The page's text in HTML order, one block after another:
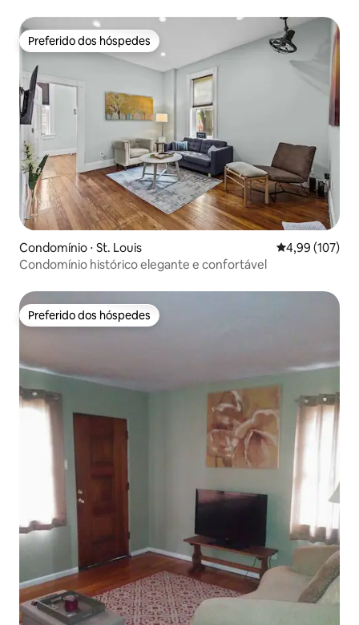
Preferido dos hóspedes
Preferido dos hóspedes
Condomínio ⋅ St. Louis 4,99 de uma
4,99 (107)
Condomínio histórico elegante e confortável
Preferido dos hóspedes
Preferido dos hóspedes